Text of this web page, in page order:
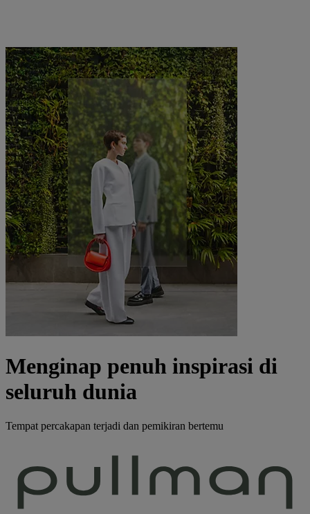
Menginap penuh inspirasi di
seluruh dunia
Tempat percakapan terjadi dan pemikiran bertemu